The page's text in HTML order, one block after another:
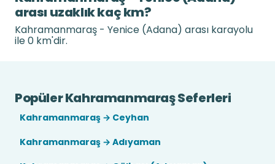
arası uzaklık kaç km?
Kahramanmaraş - Yenice (Adana) arası karayolu
ile 0 km'dir.
Popüler Kahramanmaraş Seferleri
Kahramanmaraş → Ceyhan
Kahramanmaraş → Adıyaman